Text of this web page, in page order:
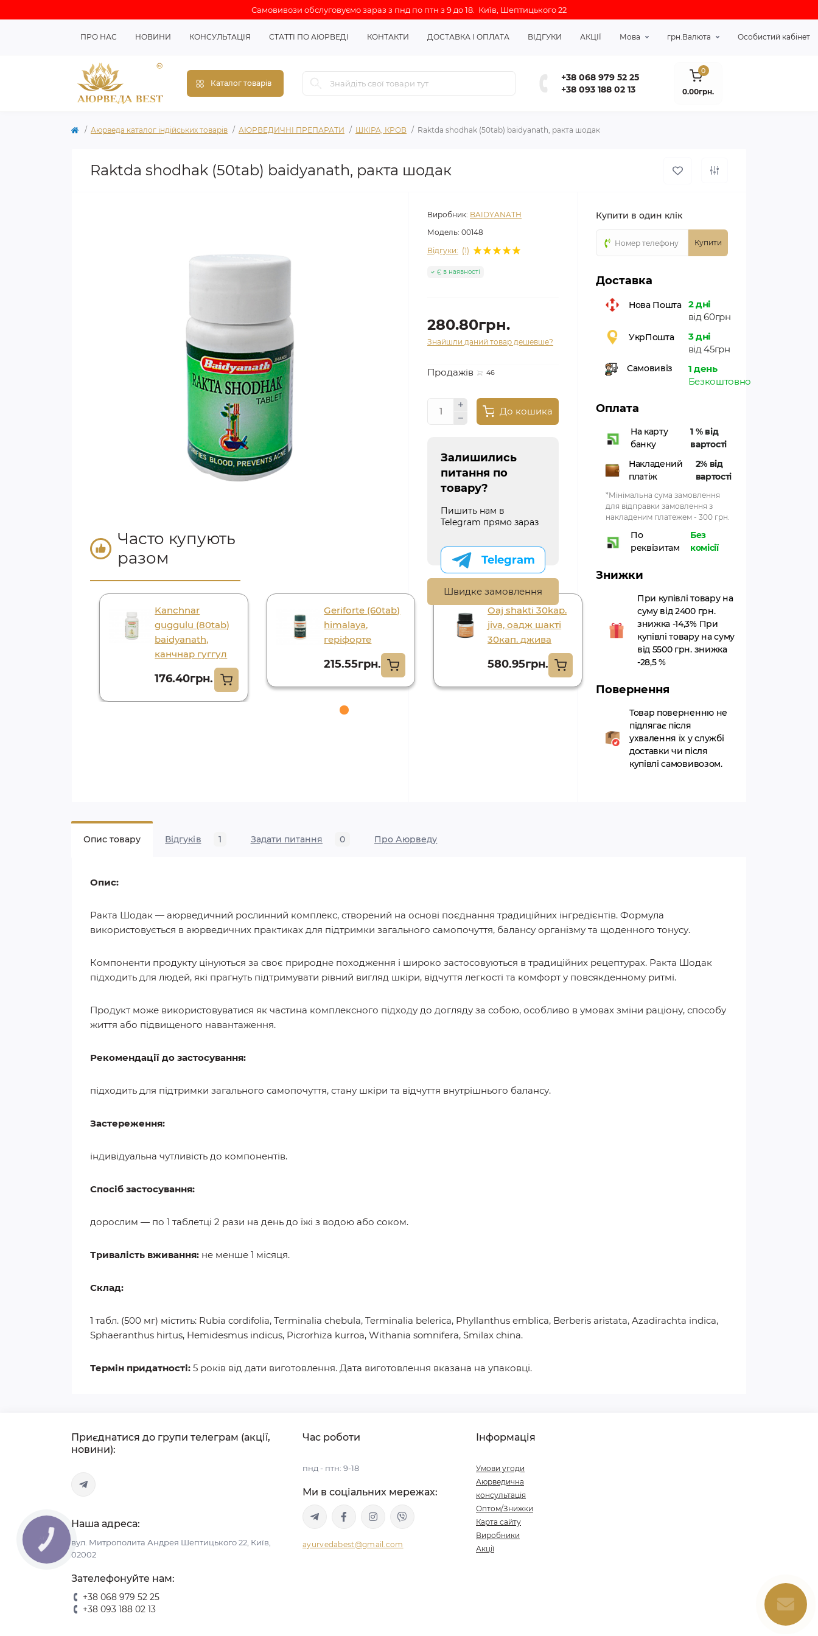
Самовивози обслуговуємо зараз з пнд по птн з 9 до 18. Київ, Шептицького 22
ПРО НАС НОВИНИ КОНСУЛЬТАЦІЯ СТАТТІ ПО АЮРВЕДІ КОНТАКТИ ДОСТАВКА І ОПЛАТА ВІДГУКИ АКЦІЇ Мова грн.Валюта Особистий кабінет
Каталог товарів
+38 068 979 52 25
+38 093 188 02 13
0
0.00грн.
Аюрведа каталог індійських товарів АЮРВЕДИЧНІ ПРЕПАРАТИ ШКІРА, КРОВ Raktda shodhak (50tab) baidyanath, ракта шодак
Raktda shodhak (50tab) baidyanath, ракта шодак
Часто купують
разом
Kanchnar
guggulu (80tab)
baidyanath,
канчнар гуггул
176.40грн.
Geriforte (60tab)
himalaya,
геріфорте
215.55грн.
Oaj shakti 30kap.
jiva, оадж шакті
30кап. джива
580.95грн.
Виробник: BAIDYANATH
Модель: 00148
Відгуки: (1)
Є в наявності
280.80грн.
Знайшли даний товар дешевше?
Продажів 46
До кошика
Залишились
питання по
товару?
Пишить нам в
Telegram прямо зараз
Telegram
Швидке замовлення
Купити в один клік
Купити
Доставка
Нова Пошта
2 дні
від 60грн
УкрПошта
3 дні
від 45грн
Самовивіз
1 день
Безкоштовно
Оплата
На карту
банку
1 % від
вартості
Накладений
платіж
2% від
вартості
*Мінімальна сума замовлення
для відправки замовлення з
накладеним платежем - 300 грн.
По
реквізитам
Без
комісії
Знижки
При купівлі товару на
суму від 2400 грн.
знижка -14,3% При
купівлі товару на суму
від 5500 грн. знижка
-28,5 %
Повернення
Товар поверненню не
підлягає після
ухвалення їх у службі
доставки чи після
купівлі самовивозом.
Опис товару Відгуків 1 Задати питання 0 Про Аюрведу
Опис:
Ракта Шодак — аюрведичний рослинний комплекс, створений на основі поєднання традиційних інгредієнтів. Формула
використовується в аюрведичних практиках для підтримки загального самопочуття, балансу організму та щоденного тонусу.
Компоненти продукту цінуються за своє природне походження і широко застосовуються в традиційних рецептурах. Ракта Шодак
підходить для людей, які прагнуть підтримувати рівний вигляд шкіри, відчуття легкості та комфорт у повсякденному ритмі.
Продукт може використовуватися як частина комплексного підходу до догляду за собою, особливо в умовах зміни раціону, способу
життя або підвищеного навантаження.
Рекомендації до застосування:
підходить для підтримки загального самопочуття, стану шкіри та відчуття внутрішнього балансу.
Застереження:
індивідуальна чутливість до компонентів.
Спосіб застосування:
дорослим — по 1 таблетці 2 рази на день до їжі з водою або соком.
Тривалість вживання: не менше 1 місяця.
Склад:
1 табл. (500 мг) містить: Rubia cordifolia, Terminalia chebula, Terminalia belerica, Phyllanthus emblica, Berberis aristata, Azadirachta indica,
Sphaeranthus hirtus, Hemidesmus indicus, Picrorhiza kurroa, Withania somnifera, Smilax china.
Термін придатності: 5 років від дати виготовлення. Дата виготовлення вказана на упаковці.
Приєднатися до групи телеграм (акції,
новини):
Наша адреса:
вул. Митрополита Андрея Шептицького 22, Київ,
02002
Зателефонуйте нам:
+38 068 979 52 25
+38 093 188 02 13
Час роботи
пнд - птн: 9-18
Ми в соціальних мережах:
ayurvedabest@gmail.com
Інформація
Умови угоди
Аюрведична
консультація
Оптом/Знижки
Карта сайту
Виробники
Акції
КНОПКА
СВЯЗИ